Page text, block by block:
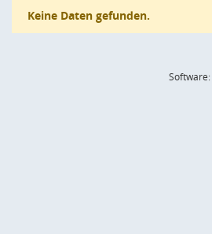
Keine Daten gefunden.
Software: